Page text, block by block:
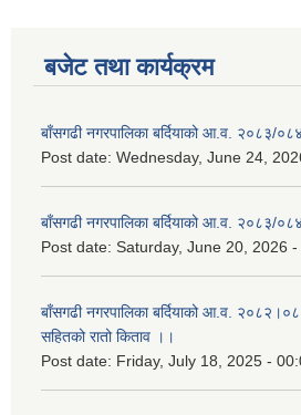
बजेट तथा कार्यक्रम
बाँसगढी नगरपालिका बर्दियाको आ.व. २०८३/
Post date: Wednesday, June 24,
बाँसगढी नगरपालिका बर्दियाको आ.व. २०८३/
Post date: Saturday, June 20, 2026
बाँसगढी नगरपालिका बर्दियाको आ.व.
सहितको रातो किताव ।।
Post date: Friday, July 18, 2025 -